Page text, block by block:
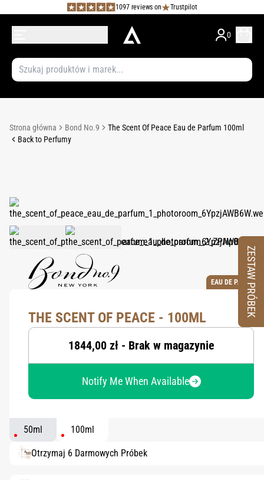
1097 reviews on Trustpilot
0
Strona główna Bond No.9
The Scent Of Peace Eau de Parfum 100ml
Back to Perfumy
EAU DE PARFUM
THE SCENT OF PEACE - 100ML
1844,00 zł - Brak w magazynie
Notify Me When Available
50ml 100ml
Otrzymaj 6 Darmowych Próbek
ZESTAW PRÓBEK